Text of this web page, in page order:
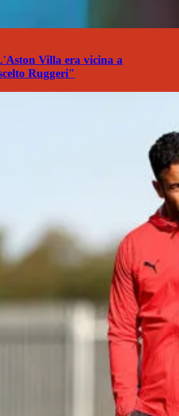
Villa era vicina a
Ruggeri"